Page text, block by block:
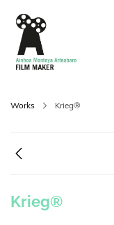
Works Krieg®
Krieg®